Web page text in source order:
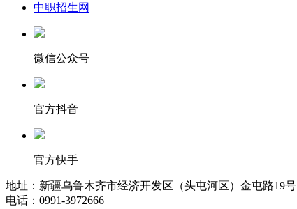
中职招生网
微信公众号
官方抖音
官方快手
地址：新疆乌鲁木齐市经济开发区（头屯河区）金屯路19号
电话：0991-3972666